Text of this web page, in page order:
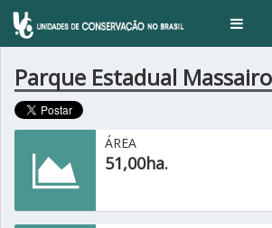
Parque Estadual
ÁREA
51,00ha.